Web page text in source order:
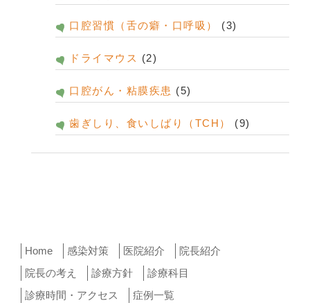
口腔習慣（舌の癖・口呼吸） (3)
ドライマウス (2)
口腔がん・粘膜疾患 (5)
歯ぎしり、食いしばり（TCH） (9)
Home 感染対策 医院紹介
院長紹介
院長の考え
診療方針
診療科目
診療時間・アクセス
症例一覧